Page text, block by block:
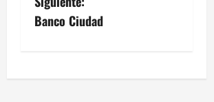
v
g
Banco Ciudad